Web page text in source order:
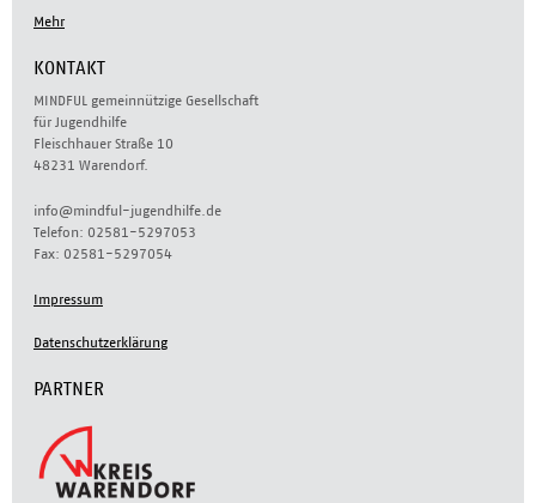
Mehr
KONTAKT
MINDFUL gemeinnützige Gesellschaft
für Jugendhilfe
Fleischhauer Straße 10
48231 Warendorf.
info@mindful-jugendhilfe.de
Telefon: 02581-5297053
Fax: 02581-5297054
Impressum
Datenschutzerklärung
PARTNER